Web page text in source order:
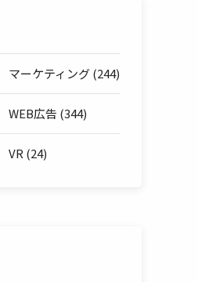
マーケティング (244)
WEB広告 (344)
VR (24)